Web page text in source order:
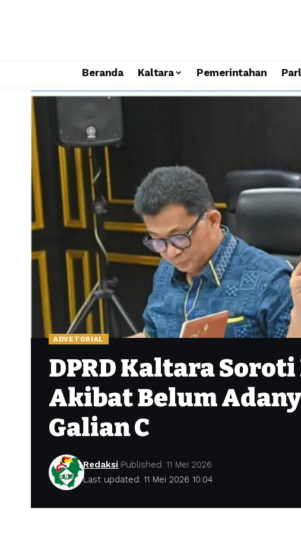
Beranda Kaltara Pemerintahan
ADVETORIAL
DPRD Kaltara
Akibat Belum
Galian C
Last updated: 11 Mei 2026 10:04
Redaksi Published: 11 Mei 2026